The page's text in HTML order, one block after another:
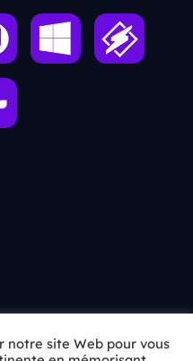
notre site Web pour vous